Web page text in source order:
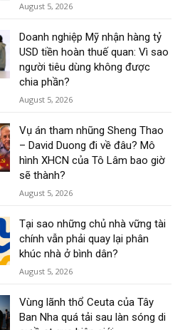
August 5, 2026
Doanh nghiệp Mỹ nhận hàng tỷ
USD tiền hoàn thuế quan: Vì sao
người tiêu dùng không được
chia phần?
August 5, 2026
Vụ án tham nhũng Sheng Thao
– David Duong đi về đâu? Mô
hình XHCN của Tô Lâm bao giờ
sẽ thành?
August 5, 2026
Tại sao những chủ nhà vững tài
chính vẫn phải quay lại phân
khúc nhà ở bình dân?
August 5, 2026
Vùng lãnh thổ Ceuta của Tây
Ban Nha quá tải sau làn sóng di